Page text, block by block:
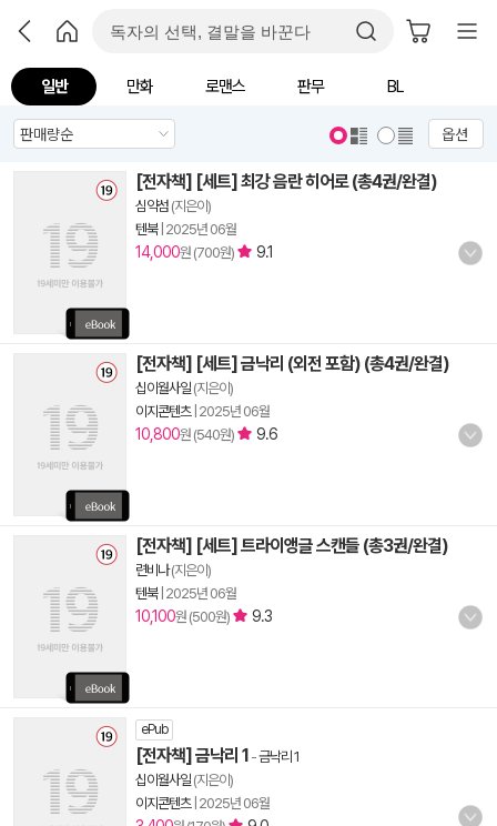
일반 만화 로맨스 판무 BL
옵션
[전자책] [세트] 최강 음란 히어로 (총4권/완결)
심약섬 (지은이)
텐북| 2025년 06월
14,000원 (700원) 9.1
[전자책] [세트] 금낙리 (외전 포함) (총4권/완결)
십이월사일 (지은이)
이지콘텐츠| 2025년 06월
10,800원 (540원) 9.6
[전자책] [세트] 트라이앵글 스캔들 (총3권/완결)
련비나(지은이)
텐북| 2025년 06월
10,100원 (500원) 9.3
ePub
[전자책] 금낙리 1 -금낙리 1
십이월사일 (지은이)
이지콘텐츠| 2025년 06월